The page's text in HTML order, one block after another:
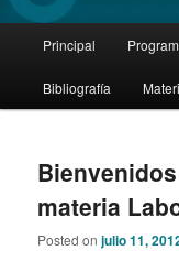
Skip
to
content
Skip
to
content
Principal
Bibliografía
materia
Posted onjulio 11,